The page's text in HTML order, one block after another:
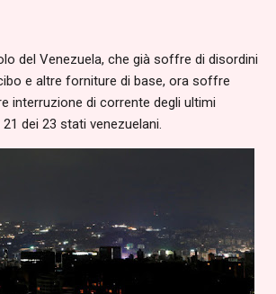
del Venezuela, che già soffre di disordini
e altre forniture di base, ora soffre
interruzione di corrente degli ultimi
dei 23 stati venezuelani.